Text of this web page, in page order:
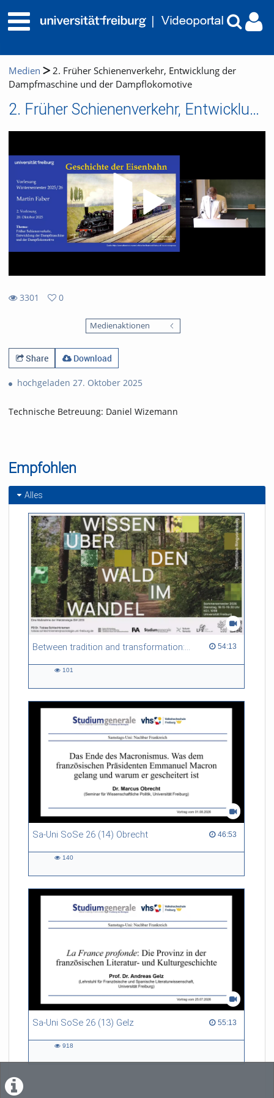
Medien
2. Früher Schienenverkehr, Entwicklung der
Dampfmaschine und der Dampflokomotive
2. Früher Schienenverkehr, Entwicklung der Dampfmaschine und der Dampflokomotive
3301
0
Medienaktionen
Share Download
hochgeladen 27. Oktober 2025
Technische Betreuung: Daniel Wizemann
Empfohlen
Alles
Between tradition and transformation: how owners, advisers and institutions co-create knowledge for resilient forests in Europe 54:13
54:13 duration
101
Sa-Uni SoSe 26 (14) Obrecht 46:53
46:53 duration
140
Sa-Uni SoSe 26 (13) Gelz 55:13
55:13 duration
918